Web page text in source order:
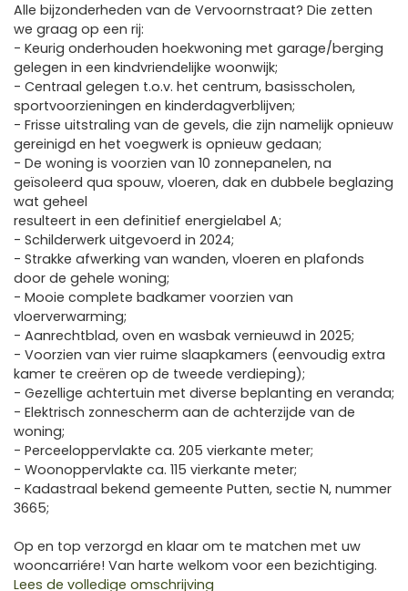
Alle bijzonderheden van de Vervoornstraat? Die zetten
we graag op een rij:
- Keurig onderhouden hoekwoning met garage/berging
gelegen in een kindvriendelijke woonwijk;
- Centraal gelegen t.o.v. het centrum, basisscholen,
sportvoorzieningen en kinderdagverblijven;
- Frisse uitstraling van de gevels, die zijn namelijk opnieuw
gereinigd en het voegwerk is opnieuw gedaan;
- De woning is voorzien van 10 zonnepanelen, na
geïsoleerd qua spouw, vloeren, dak en dubbele beglazing
wat geheel
resulteert in een definitief energielabel A;
- Schilderwerk uitgevoerd in 2024;
- Strakke afwerking van wanden, vloeren en plafonds
door de gehele woning;
- Mooie complete badkamer voorzien van
vloerverwarming;
- Aanrechtblad, oven en wasbak vernieuwd in 2025;
- Voorzien van vier ruime slaapkamers (eenvoudig extra
kamer te creëren op de tweede verdieping);
- Gezellige achtertuin met diverse beplanting en veranda;
- Elektrisch zonnescherm aan de achterzijde van de
woning;
- Perceeloppervlakte ca. 205 vierkante meter;
- Woonoppervlakte ca. 115 vierkante meter;
- Kadastraal bekend gemeente Putten, sectie N, nummer
3665;
Op en top verzorgd en klaar om te matchen met uw
wooncarriére! Van harte welkom voor een bezichtiging.
Lees de volledige omschrijving